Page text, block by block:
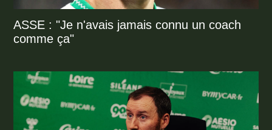
ASSE : "Je n'avais jamais connu un coach
comme ça"